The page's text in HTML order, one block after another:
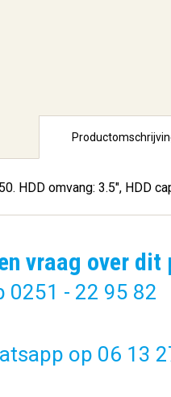
HDD omvang: 3.5", HDD
vraag over dit
0251 - 22 95 82
op 06 13